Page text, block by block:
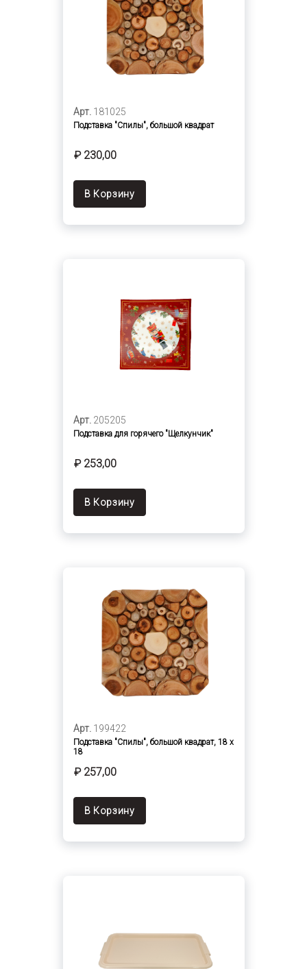
Арт. 181025
Подставка "Спилы", большой квадрат
₽ 230,00
В Корзину
Арт. 205205
Подставка для горячего "Щелкунчик"
₽ 253,00
В Корзину
Арт. 199422
Подставка "Спилы", большой квадрат, 18 х
18
₽ 257,00
В Корзину